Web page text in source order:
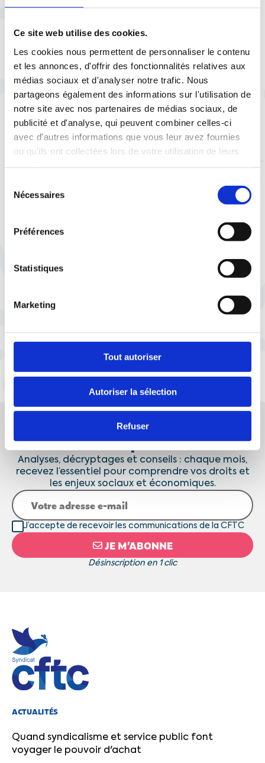
Ce site web utilise des cookies.
Les cookies nous permettent de personnaliser le contenu
et les annonces, d'offrir des fonctionnalités relatives aux
médias sociaux et d'analyser notre trafic. Nous
partageons également des informations sur l'utilisation de
notre site avec nos partenaires de médias sociaux, de
publicité et d'analyse, qui peuvent combiner celles-ci
avec d'autres informations que vous leur avez fournies
ou qu'ils ont collectées lors de votre utilisation de leurs
Nécessaires
Préférences
Statistiques
Marketing
Tout autoriser
Autoriser la sélection
Refuser
À lire aussi
28 juillet |Espace presse La CFTC dans les
médias
Sur France Inter, Imane
Harraoui fait le point sur les
grands sujets de l'été et de la
rentrée
La CFTC dans les médias
découvrez la nouvelle
Chabanier, sur KTO TV
Vos droits et l'actualité sociale, enfin clairs
!
Analyses, décryptages et conseils : chaque mois,
recevez l’essentiel pour comprendre vos droits et
les enjeux sociaux et économiques.
JE M’ABONNE
Désinscription en 1 clic
J’accepte de recevoir les communications de la CFTC
ACTUALITÉS
Quand syndicalisme et service public font
voyager le pouvoir d'achat